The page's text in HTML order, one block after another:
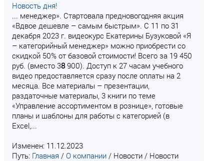
Новость дня!
... менеджер». Стартовала предновогодняя акция
«Вдвое дешевле – самым быстрым». С 11 по 31
декабря 2023 г. видеокурс Екатерины Бузуковой «Я
– категорийный менеджер» можно приобрести со
скидкой 50% от базовой стоимости! Всего за 19 450
руб. (вместо 38900). Доступ к 27 часам учебного
видео предоставляется сразу после оплаты на 2
месяца. Все материалы – презентации,
раздаточные материалы, 3 книги по теме
«Управление ассортиментом в рознице», готовые
планы и шаблоны для работы с категорией (в
Excel,...
Изменен: 11.12.2023
Путь: Главная / О компании / Новости / Новости